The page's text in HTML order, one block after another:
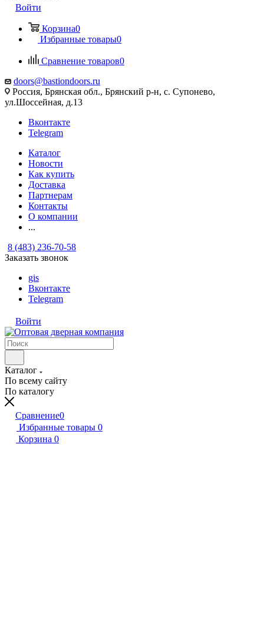
Войти
Корзина0
Избранные товары0
Сравнение товаров0
doors@bastiondoors.ru
Россия, Брянская обл., Брянский р-н, с. Супонево,
ул.Шоссейная, д.13
Вконтакте
Telegram
Каталог
Новости
Как купить
Доставка
Партнерам
Контакты
О компании
...
8 (483) 236-70-58
Заказать звонок
gis
Вконтакте
Telegram
Войти
Каталог
По всему сайту
По каталогу
Сравнение0
Избранные товары 0
Корзина 0